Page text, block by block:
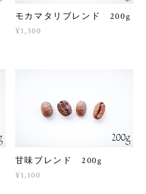
モカマタリブレンド 200g
¥1,300
甘味ブレンド 200g
¥1,100